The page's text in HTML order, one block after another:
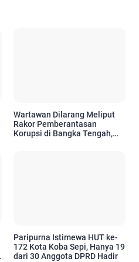
Wartawan Dilarang Meliput
Rakor Pemberantasan
Korupsi di Bangka Tengah,
Paripurna Istimewa HUT ke-
172 Kota Koba Sepi, Hanya 19
dari 30 Anggota DPRD Hadir